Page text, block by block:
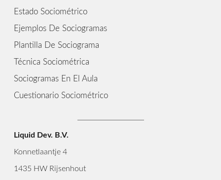
Estado Sociométrico
Ejemplos De Sociogramas
Plantilla De Sociograma
Técnica Sociométrica
Sociogramas En El Aula
Cuestionario Sociométrico
Liquid Dev. B.V.
Konnetlaantje 4
1435 HW Rijsenhout